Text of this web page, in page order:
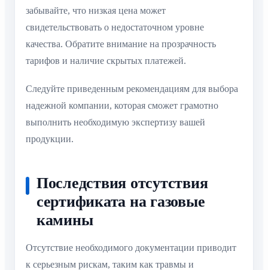
забывайте, что низкая цена может
свидетельствовать о недостаточном уровне
качества. Обратите внимание на прозрачность
тарифов и наличие скрытых платежей.
Следуйте приведенным рекомендациям для выбора
надежной компании, которая сможет грамотно
выполнить необходимую экспертизу вашей
продукции.
Последствия отсутствия
сертификата на газовые
камины
Отсутствие необходимого документации приводит
к серьезным рискам, таким как травмы и